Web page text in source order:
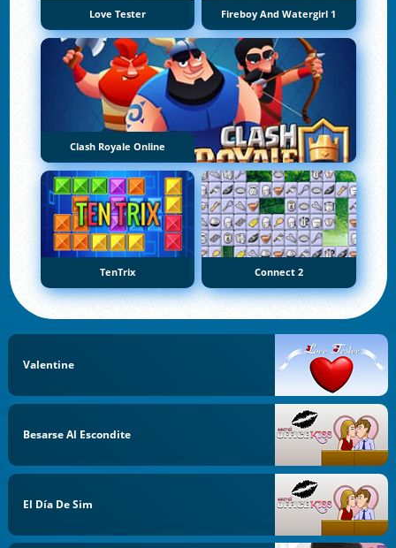
Love Tester Fireboy And Watergirl 1
Clash Royale Online
TenTrix Connect 2
Valentine
Besarse Al Escondite
El Día De Sim